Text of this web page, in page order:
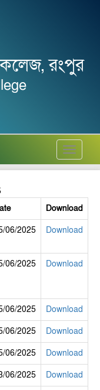
রংপুর
Toggle
Download
06/2025 Download
06/2025 Download
06/2025
Download
06/2025
Download
06/2025
Download
06/2025
Download